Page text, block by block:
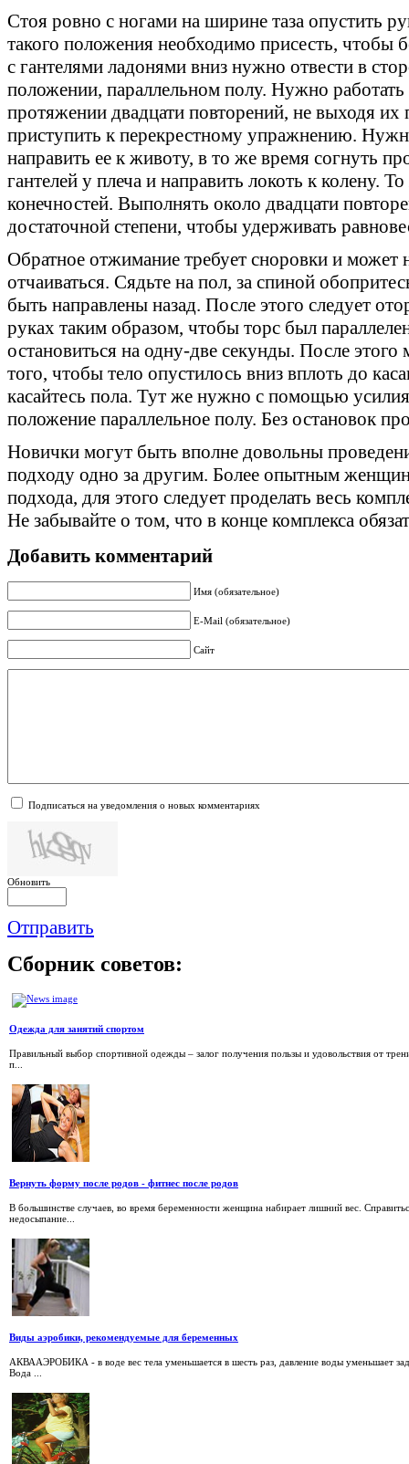
Стоя ровно с ногами на ширине таза опустить
такого положения необходимо присесть, чтобы
с гантелями ладонями вниз нужно отвести в
положении, параллельном полу. Нужно
протяжении двадцати повторений, не выходя
приступить к перекрестному упражнению.
направить ее к животу, в то же время согнуть
гантелей у плеча и направить локоть к колену.
конечностей. Выполнять около двадцати
достаточной степени, чтобы удерживать
Обратное отжимание требует сноровки и может
отчаиваться. Сядьте на пол, за спиной
быть направлены назад. После этого следует
руках таким образом, чтобы торс был
остановиться на одну-две секунды. После
того, чтобы тело опустилось вниз вплоть до
касайтесь пола. Тут же нужно с помощью
положение параллельное полу. Без остановок
Новички могут быть вполне довольны
подходу одно за другим. Более опытным
подхода, для этого следует проделать весь
Не забывайте о том, что в конце комплекса
Добавить комментарий
Имя (обязательное)
E-Mail (обязательное)
Сайт
Подписаться на уведомления о новых комментариях
Обновить
Отправить
Сборник советов:
Одежда для занятий спортом
Правильный выбор спортивной одежды – залог получения пользы и удовольствия от
п...
Вернуть форму после родов - фитнес после родов
В большинстве случаев, во время беременности женщина набирает лишний вес.
недосыпание...
Виды аэробики, рекомендуемые для беременных
АКВААЭРОБИКА - в воде вес тела уменьшается в шесть раз, давление воды уменьшает
Вода ...